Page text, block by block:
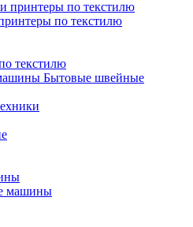
по текстилю
текстилю
Бытовые швейные
машины